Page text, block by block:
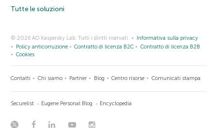
Tutte le soluzioni
© 2026 AO Kaspersky Lab. Tutti i diritti riservati.
Informativa sulla privacy
Policy anticorruzione
Contratto di licenza B2C
Contratto di licenza B2B
Cookies
Contatti Chi siamo Partner Blog Centro risorse Comunicati stampa
Securelist Eugene Personal Blog Encyclopedia